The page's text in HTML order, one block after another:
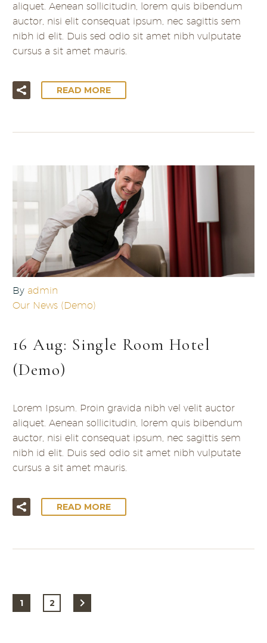
aliquet. Aenean sollicitudin, lorem quis bibendum
auctor, nisi elit consequat ipsum, nec sagittis sem
nibh id elit. Duis sed odio sit amet nibh vulputate
cursus a sit amet mauris.
READ MORE
By admin
Our News (Demo)
16 Aug: Single Room Hotel
(Demo)
Lorem Ipsum. Proin gravida nibh vel velit auctor
aliquet. Aenean sollicitudin, lorem quis bibendum
auctor, nisi elit consequat ipsum, nec sagittis sem
nibh id elit. Duis sed odio sit amet nibh vulputate
cursus a sit amet mauris.
READ MORE
1 2